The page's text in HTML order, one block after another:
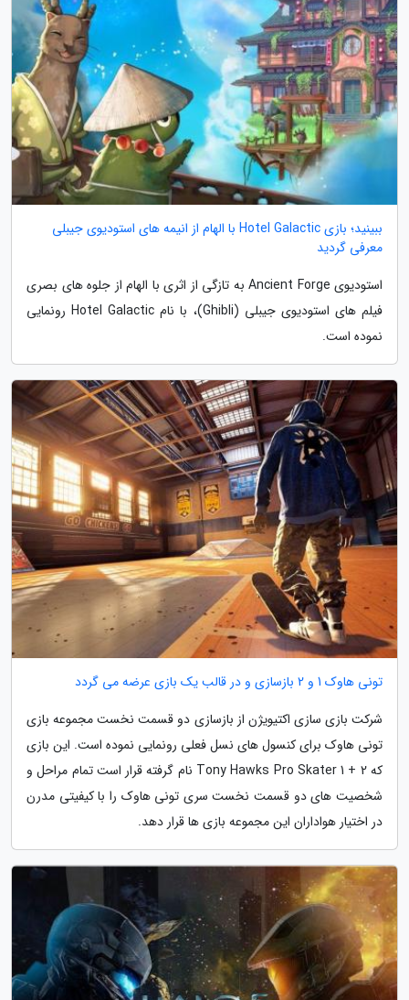
ببینید؛ بازی Hotel Galactic با الهام از انیمه های استودیوی جیبلی
معرفی گردید
استودیوی Ancient Forge به تازگی از اثری با الهام از جلوه های بصری
فیلم های استودیوی جیبلی (Ghibli)، با نام Hotel Galactic رونمایی
نموده است.
تونی هاوک 1 و 2 بازسازی و در قالب یک بازی عرضه می گردد
شرکت بازی سازی اکتیویژن از بازسازی دو قسمت نخست مجموعه بازی
تونی هاوک برای کنسول های نسل فعلی رونمایی نموده است. این بازی
که Tony Hawks Pro Skater 1 + 2 نام گرفته قرار است تمام مراحل و
شخصیت های دو قسمت نخست سری تونی هاوک را با کیفیتی مدرن
در اختیار هواداران این مجموعه بازی ها قرار دهد.